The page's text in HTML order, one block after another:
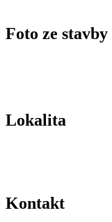
Foto ze stavby
Lokalita
Kontakt